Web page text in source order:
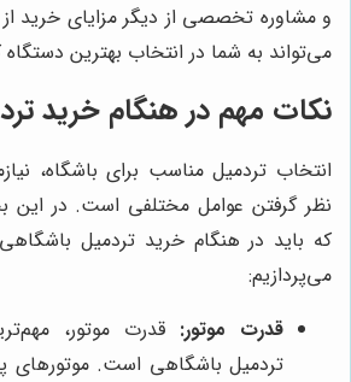
و مشاوره تخصصی از دیگر مزایای خرید
می‌تواند به شما در انتخاب بهترین
نکات مهم در هنگام خرید
انتخاب تردمیل مناسب برای باشگاه،
نظر گرفتن عوامل مختلفی است. در
که باید در هنگام خرید تردمیل
می‌پردازیم:
قدرت موتور: قدرت موتور،
تردمیل باشگاهی است. موتورهای